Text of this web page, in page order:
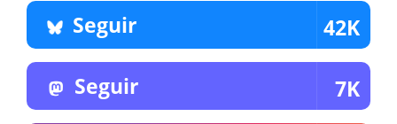
Seguir 42K
Seguir 7K